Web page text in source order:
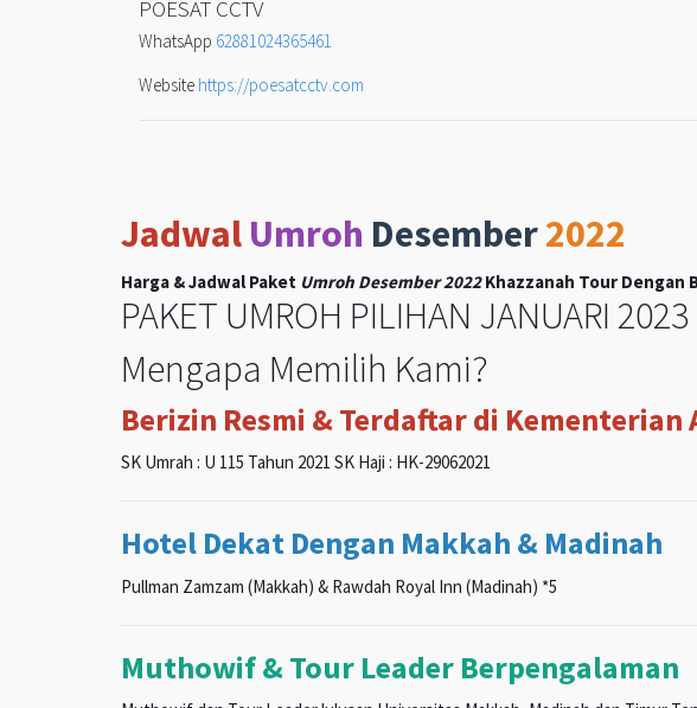
POESAT CCTV
WhatsApp 62881024365461
Website https://poesatcctv.com
Jadwal Umroh Desember2022
Harga & Jadwal Paket Umroh Desember 2022Khazzanah Tour Dengan
PAKET UMROH PILIHAN JANUARI 2023
Mengapa Memilih Kami?
Berizin Resmi & Terdaftar di
SK Umrah : U 115 Tahun 2021 SK Haji : HK-29062021
Hotel Dekat Dengan Makkah & Madinah
Pullman Zamzam (Makkah) & Rawdah Royal Inn (Madinah) *5
Muthowif & Tour Leader Berpengalaman